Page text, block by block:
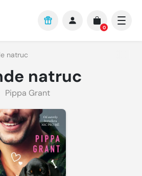
0
natruc
natruc
Pippa Grant